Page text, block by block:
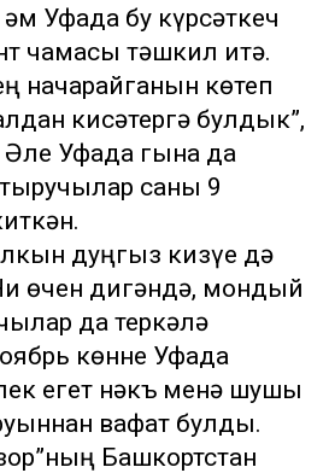
Уфада бу күрсәткеч
чамасы тәшкил итә.
начарайганын көтеп
кисәтергә булдык”,
Әле Уфада гына да
саны 9
дуңгыз кизүе дә
өчен дигәндә, мондый
да теркәлә
көнне Уфада
егет нәкъ менә шушы
вафат булды.
Башкортстан